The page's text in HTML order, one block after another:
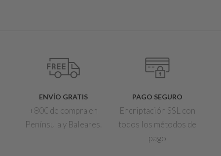
ENVÍO GRATIS
+80€ de compra en
Península y Baleares.
PAGO SEGURO
Encriptación SSL con
todos los métodos de
pago